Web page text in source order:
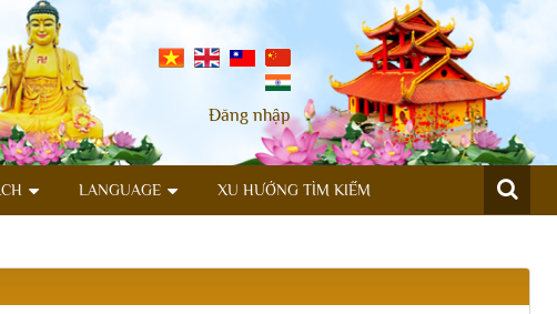
Đăng nhập
LANGUAGE XU HƯỚNG TÌM KIẾM